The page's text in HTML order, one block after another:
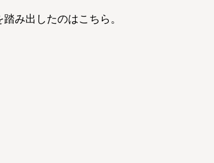
み出したのはこちら。